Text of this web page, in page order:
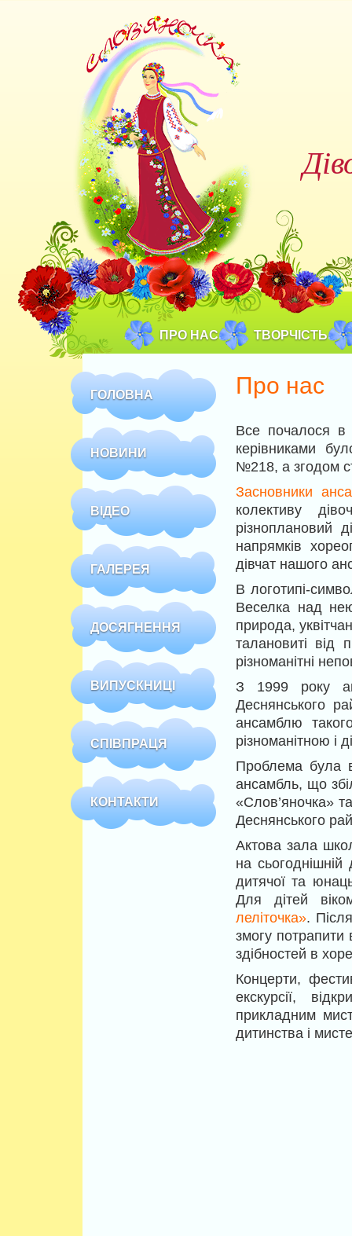
ПРО НАС ТВОРЧІСТЬ
ГОЛОВНА
НОВИНИ
ВІДЕО
ГАЛЕРЕЯ
ДОСЯГНЕННЯ
ВИПУСКНИЦІ
СПІВПРАЦЯ
КОНТАКТИ
Про нас
Все почалося в
керівниками
№218, а згодом
Засновники
колективу
різноплановий
напрямків
дівчат нашого
В логотипі-
Веселка над
природа,
талановиті від
різноманітні
З 1999 року
Деснянського
ансамблю
різноманітною і
Проблема була
ансамбль, що
«Слов’яночка»
Деснянського
Актова зала
на
дитячої та
Для дітей
леліточка».
змогу
здібностей в
Концерти,
екскурсії,
прикладним
дитинства і